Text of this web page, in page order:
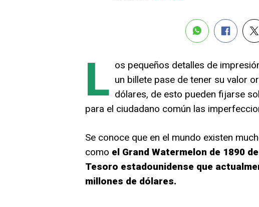
L os pequeños detalles de
un billete pase de tener su valor
dólares, de esto pueden fijarse
para el ciudadano común las
Se conoce que en el mundo existen
como el Grand Watermelon de 1890
Tesoro estadounidense que
millones de dólares.